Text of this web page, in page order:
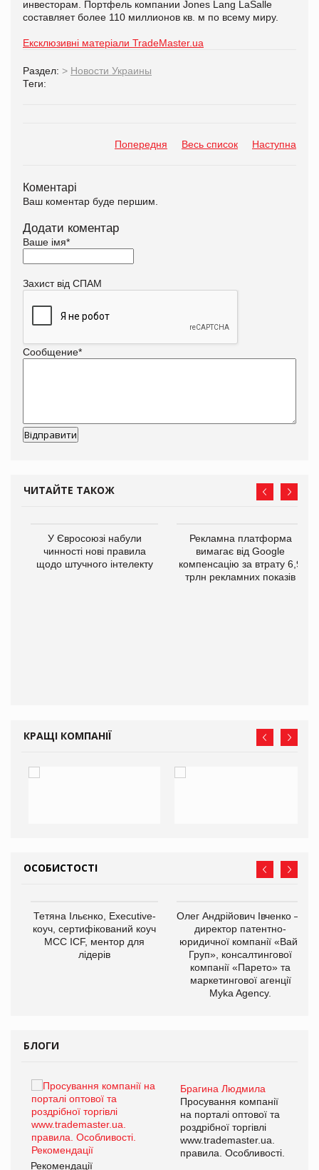
инвесторам. Портфель компании Jones Lang LaSalle
составляет более 110 миллионов кв. м по всему миру.
Ексклюзивні матеріали TradeMaster.ua
Раздел: > Новости Украины
Теги:
Попередня Весь список Наступна
Коментарі
Ваш коментар буде першим.
Додати коментар
Ваше імя*
Захист від СПАМ
Сообщение*
ЧИТАЙТЕ ТАКОЖ
У Євросоюзі набули
чинності нові правила
щодо штучного інтелекту
Рекламна платформа
вимагає від Google
компенсацію за втрату 6,9
трлн рекламних показів
КРАЩІ КОМПАНІЇ
ОСОБИСТОСТІ
Тетяна Ільєнко, Executive-
коуч, сертифікований коуч
МСС ICF, ментор для
лідерів
Олег Андрійович Івченко —
директор патентно-
юридичної компанії «Вайз
Груп», консалтингової
компанії «Парето» та
маркетингової агенції
Myka Agency.
БЛОГИ
Брагина Людмила
Просування компанії
на порталі оптової та
роздрібної торгівлі
www.trademaster.ua.
правила. Особливості.
Рекомендації